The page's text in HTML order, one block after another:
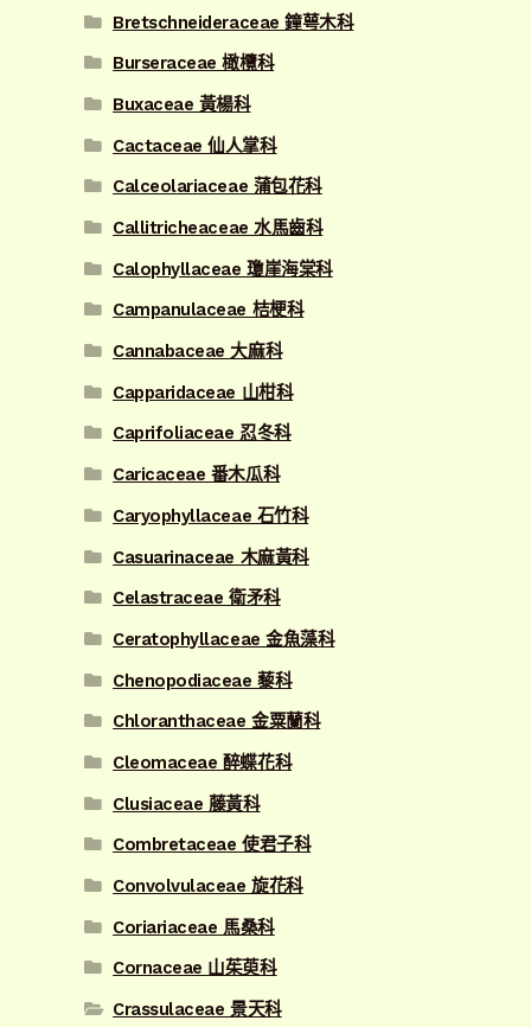
Bretschneideraceae 鐘萼木科
Burseraceae 橄欖科
Buxaceae 黃楊科
Cactaceae 仙人掌科
Calceolariaceae 蒲包花科
Callitricheaceae 水馬齒科
Calophyllaceae 瓊崖海棠科
Campanulaceae 桔梗科
Cannabaceae 大麻科
Capparidaceae 山柑科
Caprifoliaceae 忍冬科
Caricaceae 番木瓜科
Caryophyllaceae 石竹科
Casuarinaceae 木麻黃科
Celastraceae 衛矛科
Ceratophyllaceae 金魚藻科
Chenopodiaceae 藜科
Chloranthaceae 金粟蘭科
Cleomaceae 醉蝶花科
Clusiaceae 藤黃科
Combretaceae 使君子科
Convolvulaceae 旋花科
Coriariaceae 馬桑科
Cornaceae 山茱萸科
Crassulaceae 景天科